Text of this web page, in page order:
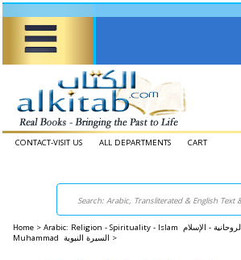
CONTACT-VISIT US ALL DEPARTMENTS CART
Home >
Muhammad السيرة النبوية >